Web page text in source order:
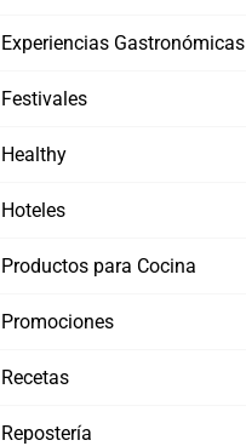
Experiencias Gastronómicas
Festivales
Healthy
Hoteles
Productos para Cocina
Promociones
Recetas
Repostería